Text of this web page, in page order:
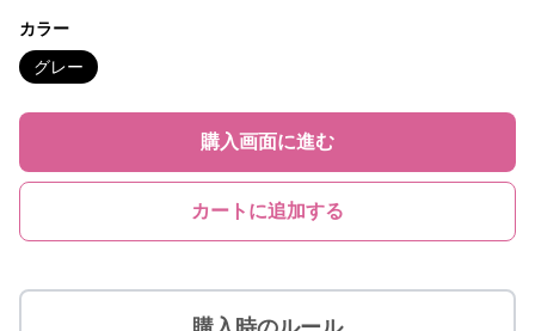
カラー
グレー
購入画面に進む
カートに追加する